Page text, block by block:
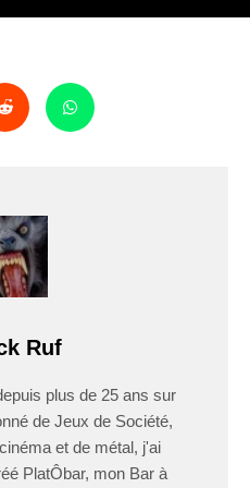
Ruf
plus de 25 ans sur
de Jeux de Société,
et de métal, j'ai
PlatÔbar, mon Bar à